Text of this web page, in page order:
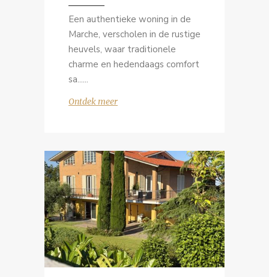
Een authentieke woning in de
Marche, verscholen in de rustige
heuvels, waar traditionele
charme en hedendaags comfort
sa...
Ontdek meer